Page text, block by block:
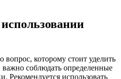
вопрос, которому стоит уделить
соблюдать определенные
Рекомендуется использовать